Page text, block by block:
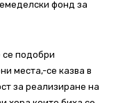
фонд за
се подобри
места,-се казва в
за реализиране на